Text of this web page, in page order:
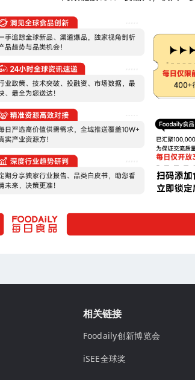
相关链接
Foodaily创新博览会
iSEE全球奖